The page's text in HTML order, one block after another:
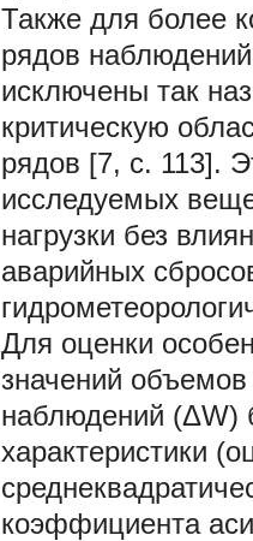
Также для более
рядов
исключены так
критическую
рядов [7, c. 113].
исследуемых
нагрузки без
аварийных
Для оценки
значений
наблюдений (ΔW)
характеристики
коэффициента